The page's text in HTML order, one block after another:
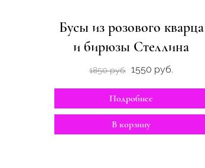
Бусы из розового кварца
и бирюзы Стеллина
1850 руб. 1550 руб.
Подробнее
В корзину